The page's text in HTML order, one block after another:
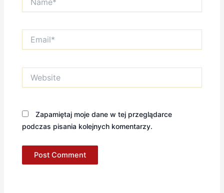
Zapamiętaj moje dane w tej przeglądarce
podczas pisania kolejnych komentarzy.